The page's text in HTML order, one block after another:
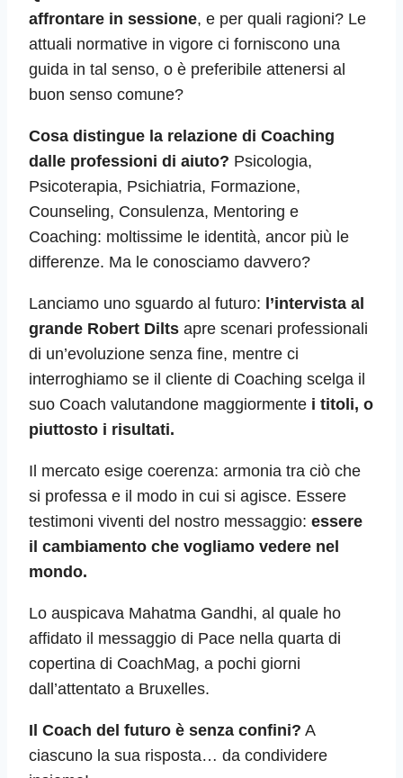
affrontare in sessione, e per quali ragioni? Le
attuali normative in vigore ci forniscono una
guida in tal senso, o è preferibile attenersi al
buon senso comune?
Cosa distingue la relazione di Coaching
dalle professioni di aiuto? Psicologia,
Psicoterapia, Psichiatria, Formazione,
Counseling, Consulenza, Mentoring e
Coaching: moltissime le identità, ancor più le
differenze. Ma le conosciamo davvero?
Lanciamo uno sguardo al futuro: l’intervista al
grande Robert Dilts apre scenari professionali
di un’evoluzione senza fine, mentre ci
interroghiamo se il cliente di Coaching scelga il
suo Coach valutandone maggiormente i titoli, o
piuttosto i risultati.
Il mercato esige coerenza: armonia tra ciò che
si professa e il modo in cui si agisce. Essere
testimoni viventi del nostro messaggio: essere
il cambiamento che vogliamo vedere nel
mondo.
Lo auspicava Mahatma Gandhi, al quale ho
affidato il messaggio di Pace nella quarta di
copertina di CoachMag, a pochi giorni
dall’attentato a Bruxelles.
Il Coach del futuro è senza confini? A
ciascuno la sua risposta… da condividere